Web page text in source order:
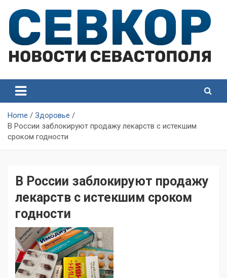
content
Севастополя
Севастополя
Home
Здоровье
В России заблокируют продажу лекарств с истекшим
сроком годности
В России заблокируют продажу
лекарств с истекшим сроком
годности